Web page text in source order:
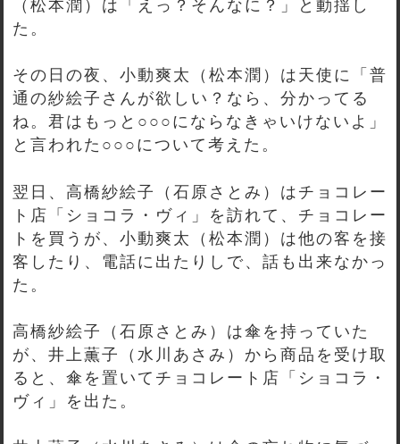
（松本潤）は「えっ？そんなに？」と動揺し
た。
その日の夜、小動爽太（松本潤）は天使に「普
通の紗絵子さんが欲しい？なら、分かってる
ね。君はもっと○○○にならなきゃいけないよ」
と言われた○○○について考えた。
翌日、高橋紗絵子（石原さとみ）はチョコレー
ト店「ショコラ・ヴィ」を訪れて、チョコレー
トを買うが、小動爽太（松本潤）は他の客を接
客したり、電話に出たりしで、話も出来なかっ
た。
高橋紗絵子（石原さとみ）は傘を持っていた
が、井上薫子（水川あさみ）から商品を受け取
ると、傘を置いてチョコレート店「ショコラ・
ヴィ」を出た。